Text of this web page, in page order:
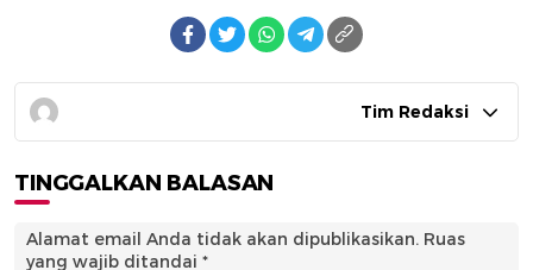
Tim Redaksi
TINGGALKAN BALASAN
Alamat email Anda tidak akan dipublikasikan. Ruas
yang wajib ditandai *